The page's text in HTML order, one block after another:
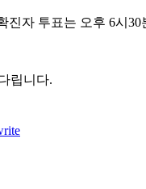
자 투표는 오후 6시
립니다.